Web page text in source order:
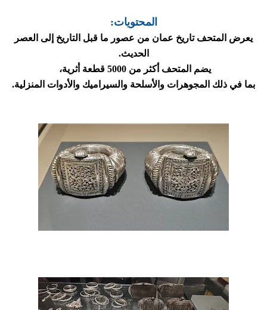
المحتويات:
يعرض المتحف تاريخ عمان من عصور ما قبل التاريخ إلى العصر
الحديث.
يضم المتحف أكثر من 5000 قطعة أثرية،
بما في ذلك المجوهرات والأسلحة والسيراميك والأدوات المنزلية.